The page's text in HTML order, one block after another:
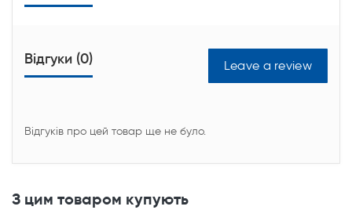
Відгуки (0) Leave a review
Відгуків про цей товар ще не було.
З цим товаром купують